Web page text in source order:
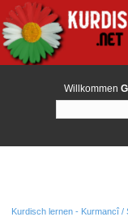
Willkommen
Kurdisch lernen - Kurmancî /